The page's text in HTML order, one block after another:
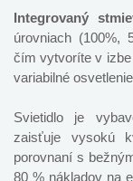
Integrovaný
úrovniach (100%,
čím vytvoríte v
variabilné
Svietidlo je
zaisťuje vysokú
porovnaní s
80 % nákladov na